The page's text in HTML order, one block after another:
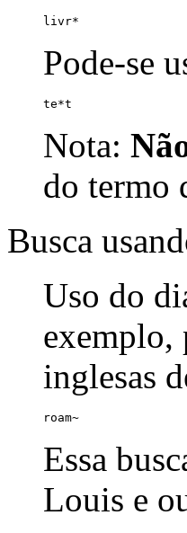
livr*
Pode-se
te*t
Nota:
do termo
Busca
Uso do
exemplo,
inglesas
roam~
Essa
Louis e